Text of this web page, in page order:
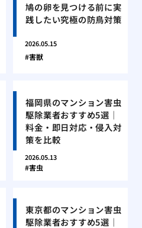
鳩の卵を見つける前に実
践したい究極の防鳥対策
2026.05.15
害獣
福岡県のマンション害虫
駆除業者おすすめ5選｜
料金・即日対応・侵入対
策を比較
2026.05.13
害虫
東京都のマンション害虫
駆除業者おすすめ5選｜